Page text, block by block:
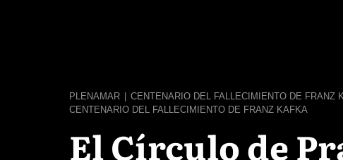
PLENAMAR CENTENARIO DEL FALLECIMIENTO DE FRANZ
CENTENARIO DEL FALLECIMIENTO DE FRANZ KAFKA
El Círculo de